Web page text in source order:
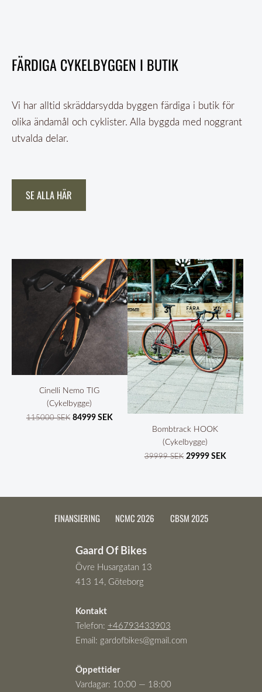
FÄRDIGA CYKELBYGGEN I BUTIK
Vi har alltid skräddarsydda byggen färdiga i butik för
olika ändamål och cyklister. Alla byggda med noggrant
utvalda delar.
SE ALLA HÄR
Cinelli Nemo TIG
(Cykelbygge)
115000 SEK 84999 SEK
Bombtrack HOOK
(Cykelbygge)
39999 SEK 29999 SEK
FINANSIERING NCMC 2026 CBSM 2025
Gaard Of Bikes
Övre Husargatan 13
413 14, Göteborg
Kontakt
Telefon: +46793433903
Email: gardofbikes@gmail.com
Öppettider
Vardagar: 10:00 — 18:00